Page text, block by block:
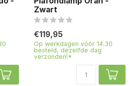
Zwart
€119,95
Op werkdagen vóór 14.30
besteld, dezelfde dag
verzonden!*